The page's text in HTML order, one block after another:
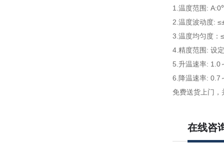
1.温度范围:
2.温度波动度:
3.温度均匀度：
4.精度范围: 设
5.升温速率:
6.降温速率: 0.7
免费送货上门，
在线咨